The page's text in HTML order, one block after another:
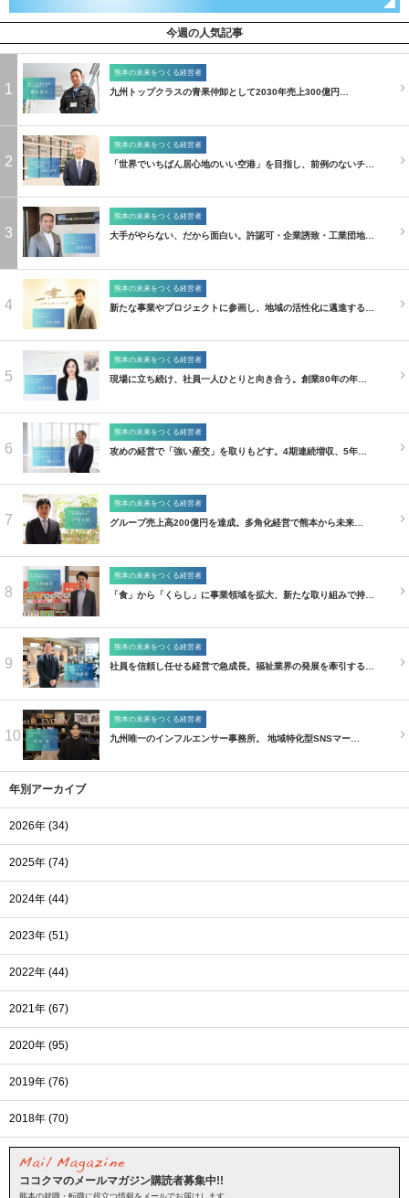
今週の人気記事
1
熊本の未来をつくる経営者
九州トップクラスの青果仲卸として2030年売上300億円…
2
熊本の未来をつくる経営者
「世界でいちばん居心地のいい空港」を目指し、前例のないチ…
3
熊本の未来をつくる経営者
大手がやらない、だから面白い。許認可・企業誘致・工業団地…
4
熊本の未来をつくる経営者
新たな事業やプロジェクトに参画し、地域の活性化に邁進する…
5
熊本の未来をつくる経営者
現場に立ち続け、社員一人ひとりと向き合う。創業80年の年…
6
熊本の未来をつくる経営者
攻めの経営で「強い産交」を取りもどす。4期連続増収、5年…
7
熊本の未来をつくる経営者
グループ売上高200億円を達成。多角化経営で熊本から未来…
8
熊本の未来をつくる経営者
「食」から「くらし」に事業領域を拡大、新たな取り組みで持…
9
熊本の未来をつくる経営者
社員を信頼し任せる経営で急成長。福祉業界の発展を牽引する…
10
熊本の未来をつくる経営者
九州唯一のインフルエンサー事務所。 地域特化型SNSマー…
年別アーカイブ
2026年 (34)
2025年 (74)
2024年 (44)
2023年 (51)
2022年 (44)
2021年 (67)
2020年 (95)
2019年 (76)
2018年 (70)
ココクマのメールマガジン購読者募集中!!